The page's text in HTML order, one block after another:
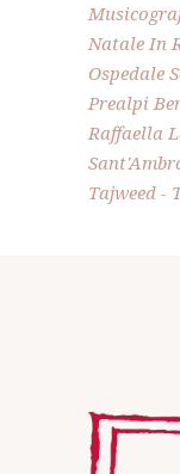
Natale In
Ospedale
Prealpi
Raffaella
Tajweed